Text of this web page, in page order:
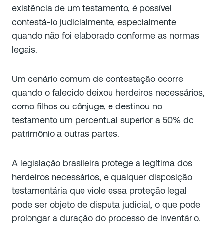
existência de um testamento, é possível
contestá-lo judicialmente, especialmente
quando não foi elaborado conforme as normas
legais.
Um cenário comum de contestação ocorre
quando o falecido deixou herdeiros necessários,
como filhos ou cônjuge, e destinou no
testamento um percentual superior a 50% do
patrimônio a outras partes.
A legislação brasileira protege a legítima dos
herdeiros necessários, e qualquer disposição
testamentária que viole essa proteção legal
pode ser objeto de disputa judicial, o que pode
prolongar a duração do processo de inventário.